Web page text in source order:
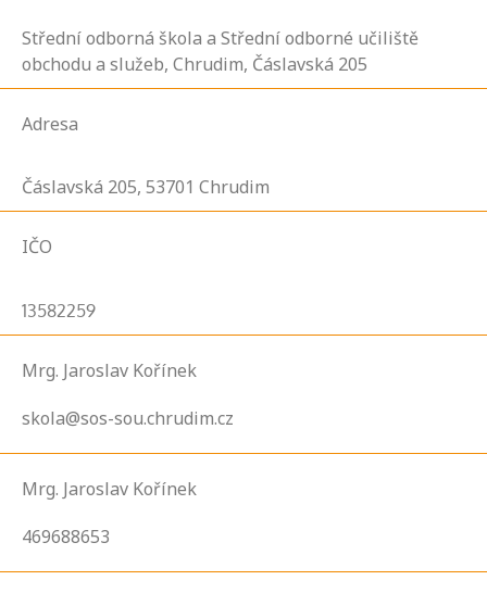
Střední odborná škola a Střední odborné učiliště
obchodu a služeb, Chrudim, Čáslavská 205
Adresa
Čáslavská 205, 53701 Chrudim
IČO
13582259
Mrg. Jaroslav Kořínek
skola@sos-sou.chrudim.cz
Mrg. Jaroslav Kořínek
469688653